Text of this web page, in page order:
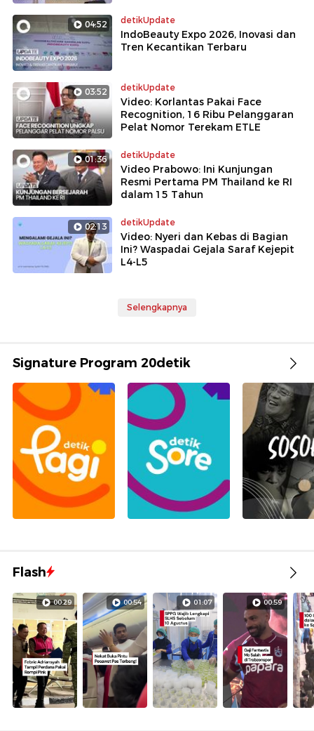
04:52 detikUpdate
IndoBeauty Expo 2026, Inovasi dan
Tren Kecantikan Terbaru
03:52 detikUpdate
Video: Korlantas Pakai Face
Recognition, 16 Ribu Pelanggaran
Pelat Nomor Terekam ETLE
01:36 detikUpdate
Video Prabowo: Ini Kunjungan
Resmi Pertama PM Thailand ke RI
dalam 15 Tahun
02:13 detikUpdate
Video: Nyeri dan Kebas di Bagian
Ini? Waspadai Gejala Saraf Kejepit
L4-L5
Selengkapnya
Signature Program 20detik
Flash
00:29 00:54 01:07 00:59